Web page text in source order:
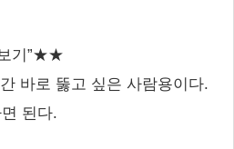
기”★★
바로 뚫고 싶은 사람용이다.
된다.